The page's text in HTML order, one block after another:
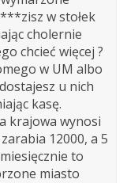
w stołek
cholernie
chcieć więcej ?
w UM albo
u nich
kasę.
krajowa wynosi
12000, a 5
to
miasto